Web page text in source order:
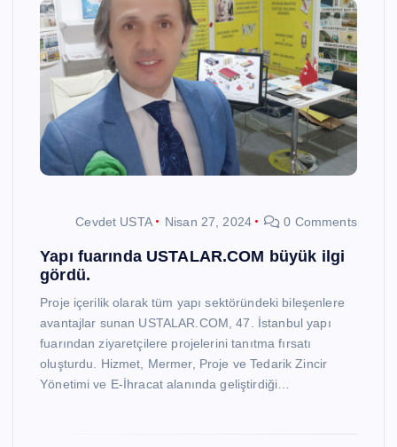
Cevdet USTA Nisan 27, 2024 0 Comments
Yapı fuarında USTALAR.COM büyük ilgi
gördü.
Proje içerilik olarak tüm yapı sektöründeki bileşenlere
avantajlar sunan USTALAR.COM, 47. İstanbul yapı
fuarından ziyaretçilere projelerini tanıtma fırsatı
oluşturdu. Hizmet, Mermer, Proje ve Tedarik Zincir
Yönetimi ve E-İhracat alanında geliştirdiği…